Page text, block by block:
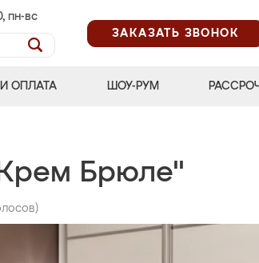
пн-вс
ЗАКАЗАТЬ ЗВОНОК
ОПЛАТА ШОУ-РУМ
Брюле"